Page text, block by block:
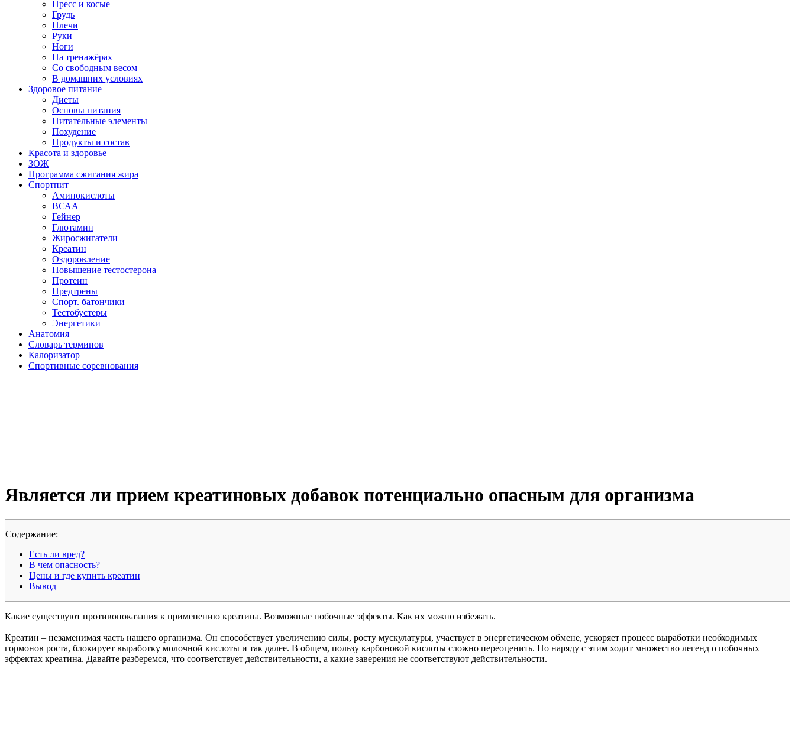
Пресс и косые
Грудь
Плечи
Руки
Ноги
На тренажёрах
Со свободным весом
В домашних условиях
Здоровое питание
Диеты
Основы питания
Питательные элементы
Похудение
Продукты и состав
Красота и здоровье
ЗОЖ
Программа сжигания жира
Спортпит
Аминокислоты
ВСАА
Гейнер
Глютамин
Жиросжигатели
Креатин
Оздоровление
Повышение тестостерона
Протеин
Предтрены
Спорт. батончики
Тестобустеры
Энергетики
Анатомия
Словарь терминов
Калоризатор
Спортивные соревнования
Является ли прием креатиновых добавок потенциально опасным для организма
Cодержание:
Есть ли вред?
В чем опасность?
Цены и где купить креатин
Вывод
Какие существуют противопоказания к применению креатина. Возможные побочные эффекты. Как их можно избежать.
Креатин – незаменимая часть нашего организма. Он способствует увеличению силы, росту мускулатуры, участвует в энергетическом обмене, ускоряет процесс выработки необходимых
гормонов роста, блокирует выработку молочной кислоты и так далее. В общем, пользу карбоновой кислоты сложно переоценить. Но наряду с этим ходит множество легенд о побочных
эффектах креатина. Давайте разберемся, что соответствует действительности, а какие заверения не соответствуют действительности.